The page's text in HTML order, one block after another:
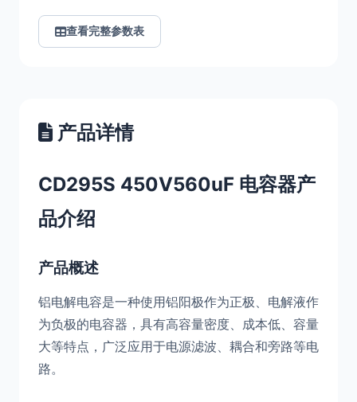
查看完整参数表
产品详情
CD295S 450V560uF 电容器产
品介绍
产品概述
铝电解电容是一种使用铝阳极作为正极、电解液作
为负极的电容器，具有高容量密度、成本低、容量
大等特点，广泛应用于电源滤波、耦合和旁路等电
路。